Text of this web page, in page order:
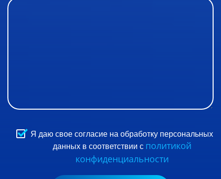
Я даю свое согласие на обработку персональных
данных в соответствии с политикой
конфиденциальности